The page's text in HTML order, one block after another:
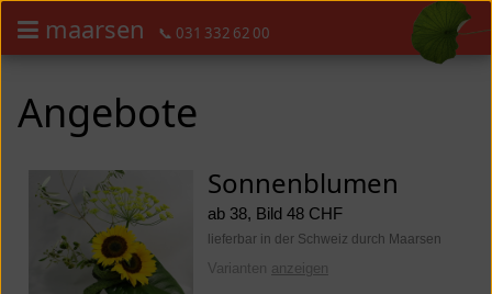
maarsen 📞 031 332 62 00
Angebote
Sonnenblumen
ab 38, Bild 48 CHF
lieferbar in der Schweiz durch Maarsen
Varianten anzeigen